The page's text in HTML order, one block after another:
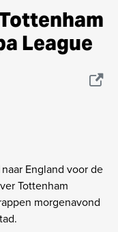
League
England voor de
Tottenham
morgenavond